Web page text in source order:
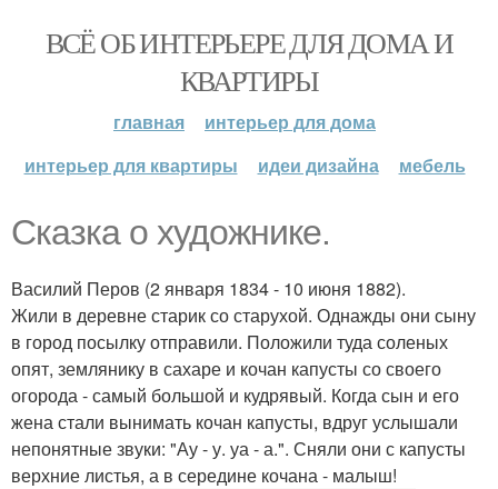
ВСЁ ОБ ИНТЕРЬЕРЕ ДЛЯ ДОМА И
КВАРТИРЫ
главная
интерьер для дома
интерьер для квартиры
идеи дизайна мебель
Сказка о художнике.
Василий Перов (2 января 1834 - 10 июня 1882).
Жили в деревне старик со старухой. Однажды они сыну
в город посылку отправили. Положили туда соленых
опят, землянику в сахаре и кочан капусты со своего
огорода - самый большой и кудрявый. Когда сын и его
жена стали вынимать кочан капусты, вдруг услышали
непонятные звуки: "Ау - у. уа - а.". Сняли они с капусты
верхние листья, а в середине кочана - малыш!